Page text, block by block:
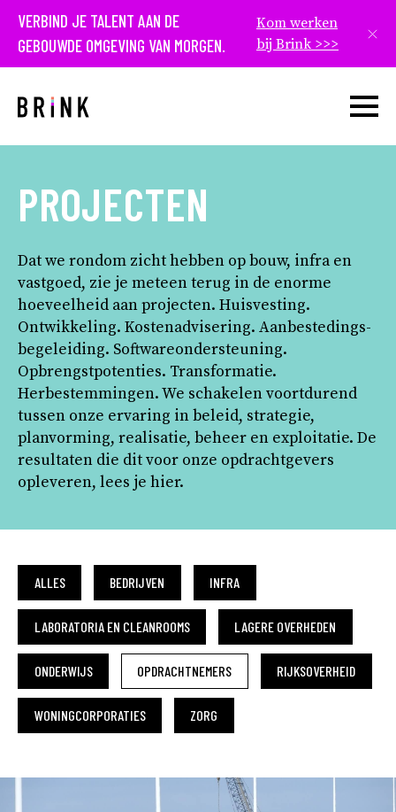
VERBIND JE TALENT AAN DE
GEBOUWDE OMGEVING VAN MORGEN.
Kom werken
bij Brink >>>
Open
PROJECTEN
Dat we rondom zicht hebben op bouw, infra en
vastgoed, zie je meteen terug in de enorme
hoeveelheid aan projecten. Huisvesting.
Ontwikkeling. Kostenadvisering. Aanbestedings­
begeleiding. Softwareondersteuning.
Opbrengstpotenties. Transformatie.
Herbestemmingen. We schakelen voortdurend
tussen onze ervaring in beleid, strategie,
planvorming, realisatie, beheer en exploitatie. De
resultaten die dit voor onze opdrachtgevers
opleveren, lees je hier.
ALLES BEDRIJVEN INFRA
LABORATORIA EN CLEANROOMS LAGERE OVERHEDEN
ONDERWIJS OPDRACHTNEMERS RIJKSOVERHEID
WONINGCORPORATIES ZORG